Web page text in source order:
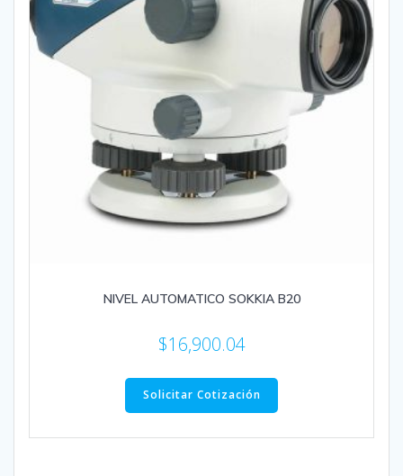
NIVEL AUTOMATICO SOKKIA B20
$16,900.04
Solicitar Cotización